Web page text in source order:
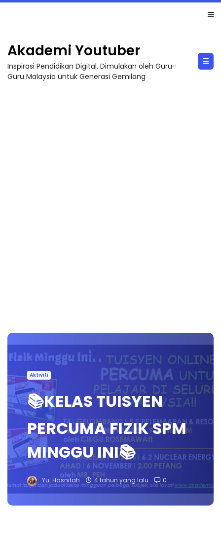
Akademi Youtuber
Inspirasi Pendidikan Digital, Dimulakan oleh Guru-
Guru Malaysia untuk Generasi Gemilang
Aktiviti
📚KELAS TUISYEN
PERCUMA FIZIK SPM
MINGGU INI📚
Yu. Hasnitah 4 tahun yang lalu 0